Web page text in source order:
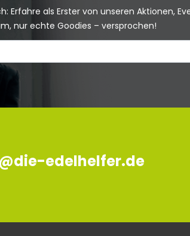
Erfahre als Erster von unseren Aktionen,
nur echte Goodies – versprochen!
edelhelfer.de